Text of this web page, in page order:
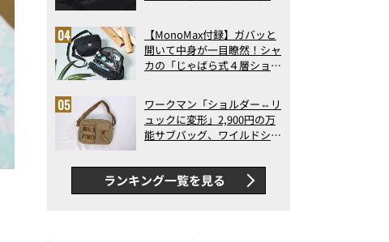
アの実力
【MonoMax付録】ガバッと
開いて中身が一目瞭然！シャ
カの「じゃばら式４層ショル
った！
ワークマン「ショルダー⇔リ
ュックに変形」2,900円の万
能サブバッグ、ワイルドシン
録…ほか【休日バッグの人気
記事ランキングベスト3】
（2026年6月版）
ランキング一覧を見る